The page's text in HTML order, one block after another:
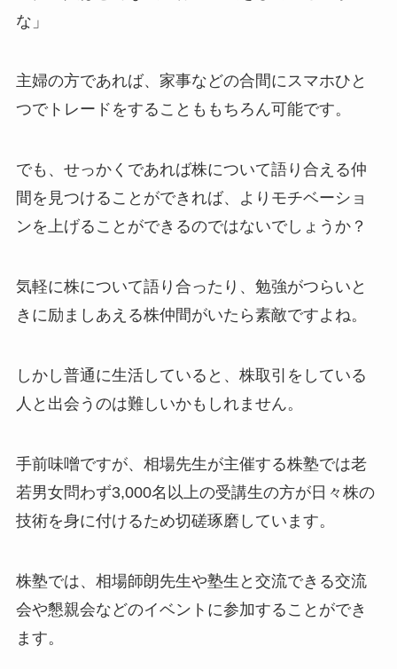
な」
主婦の方であれば、家事などの合間にスマホひと
つでトレードをすることももちろん可能です。
でも、せっかくであれば株について語り合える仲
間を見つけることができれば、よりモチベーショ
ンを上げることができるのではないでしょうか？
気軽に株について語り合ったり、勉強がつらいと
きに励ましあえる株仲間がいたら素敵ですよね。
しかし普通に生活していると、株取引をしている
人と出会うのは難しいかもしれません。
手前味噌ですが、相場先生が主催する株塾では老
若男女問わず3,000名以上の受講生の方が日々株の
技術を身に付けるため切磋琢磨しています。
株塾では、相場師朗先生や塾生と交流できる交流
会や懇親会などのイベントに参加することができ
ます。